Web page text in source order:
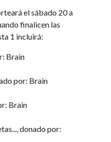
el sábado 20 a
finalicen las
1 incluirá:
Brain
por: Brain
Brain
donado por: